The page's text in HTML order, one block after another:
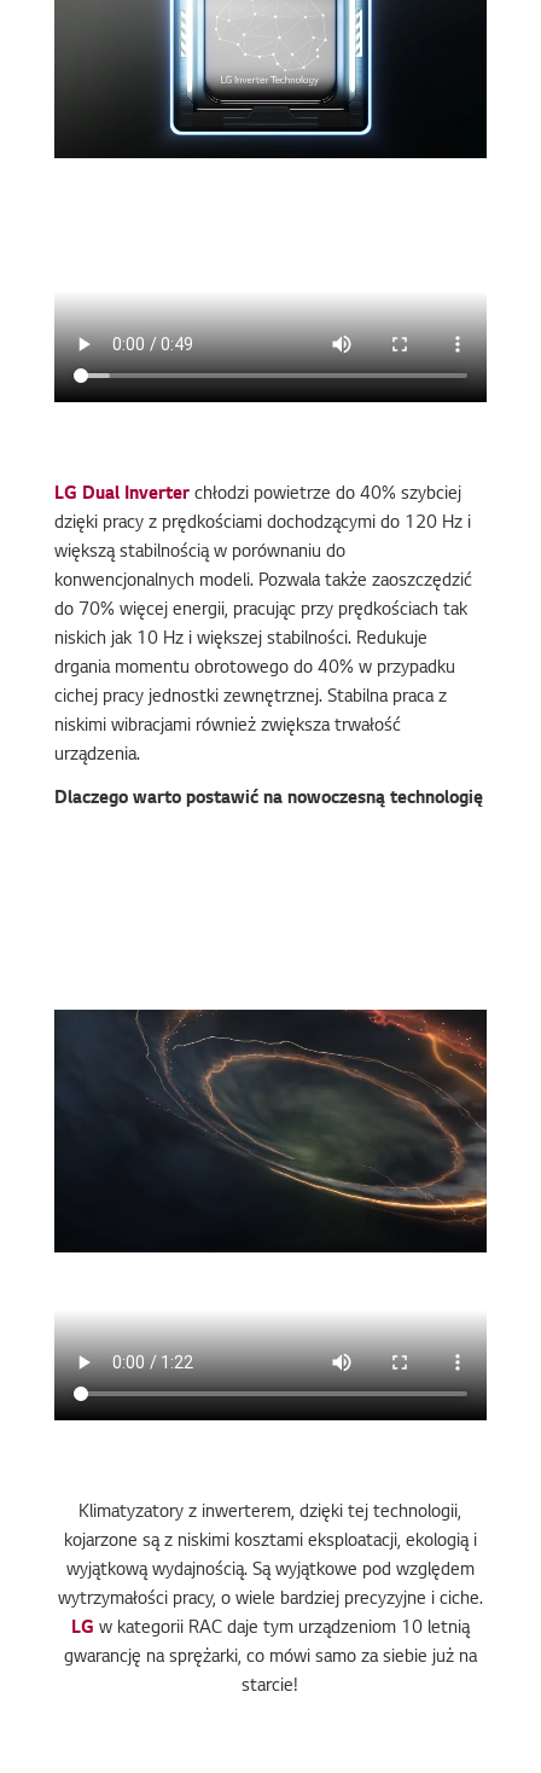
LG Dual Inverter chłodzi powietrze do 40% szybciej
dzięki pracy z prędkościami dochodzącymi do 120 Hz i
większą stabilnością w porównaniu do
konwencjonalnych modeli. Pozwala także zaoszczędzić
do 70% więcej energii, pracując przy prędkościach tak
niskich jak 10 Hz i większej stabilności. Redukuje
drgania momentu obrotowego do 40% w przypadku
cichej pracy jednostki zewnętrznej. Stabilna praca z
niskimi wibracjami również zwiększa trwałość
urządzenia.
Dlaczego warto postawić na nowoczesną technologię
Klimatyzatory z inwerterem, dzięki tej technologii,
kojarzone są z niskimi kosztami eksploatacji, ekologią i
wyjątkową wydajnością. Są wyjątkowe pod względem
wytrzymałości pracy, o wiele bardziej precyzyjne i ciche.
LG w kategorii RAC daje tym urządzeniom 10 letnią
gwarancję na sprężarki, co mówi samo za siebie już na
starcie!